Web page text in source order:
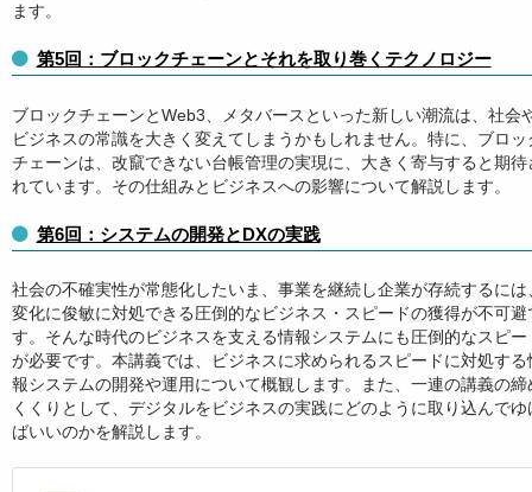
ます。
第5回：ブロックチェーンとそれを取り巻くテクノロジー
ブロックチェーンとWeb3、メタバースといった新しい潮流は、社会
ビジネスの常識を大きく変えてしまうかもしれません。特に、ブロッ
チェーンは、改竄できない台帳管理の実現に、大きく寄与すると期待
れています。その仕組みとビジネスへの影響について解説します。
第6回：システムの開発とDXの実践
社会の不確実性が常態化したいま、事業を継続し企業が存続するには
変化に俊敏に対処できる圧倒的なビジネス・スピードの獲得が不可避
す。そんな時代のビジネスを支える情報システムにも圧倒的なスピー
が必要です。本講義では、ビジネスに求められるスピードに対処する
報システムの開発や運用について概観します。また、一連の講義の締
くくりとして、デジタルをビジネスの実践にどのように取り込んでゆ
ばいいのかを解説します。